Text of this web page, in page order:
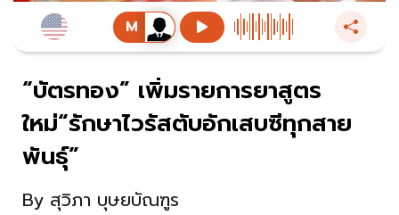
“บัตรทอง” เพิ่มรายการยาสูตร
ใหม่“รักษาไวรัสตับอักเสบซีทุกสาย
พันธุ์”
By สุวิภา บุษยบัณฑูร